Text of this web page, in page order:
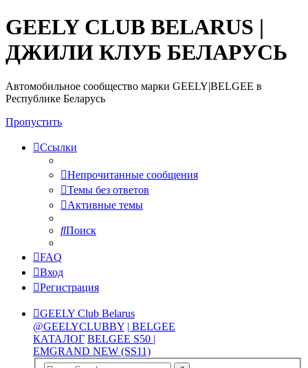
GEELY CLUB BELARUS |
ДЖИЛИ КЛУБ БЕЛАРУСЬ
Автомобильное сообщество марки GEELY|BELGEE в
Республике Беларусь
Пропустить
Ссылки
Непрочитанные сообщения
Темы без ответов
Активные темы
Поиск
FAQ
Вход
Регистрация
GEELY Club Belarus
@GEELYCLUBBY | BELGEE
КАТАЛОГ BELGEE S50 |
EMGRAND NEW (SS11)